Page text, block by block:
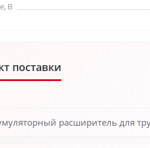
В
поставки
расширитель для